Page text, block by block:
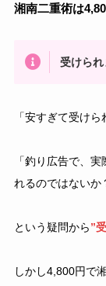
湘南二重術は
受けられ
「安すぎて受け
「釣り広告で、
れるのではないか
という疑問から”
しかし4,800円で